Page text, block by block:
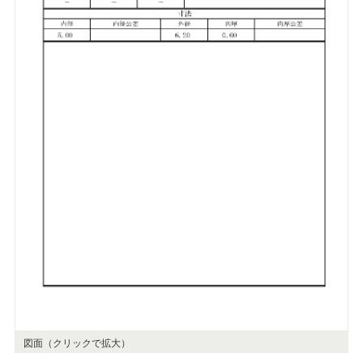
図面（クリックで拡大）